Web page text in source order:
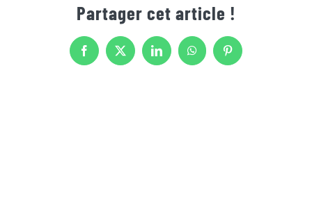
Partager cet article !
Facebook
X LinkedInWhatsAppPinterest